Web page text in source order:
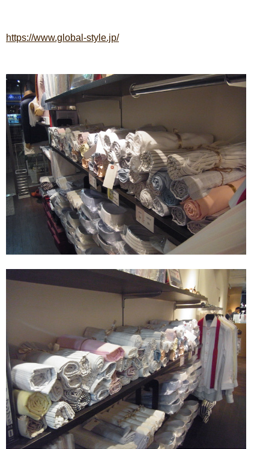
https://www.global-style.jp/